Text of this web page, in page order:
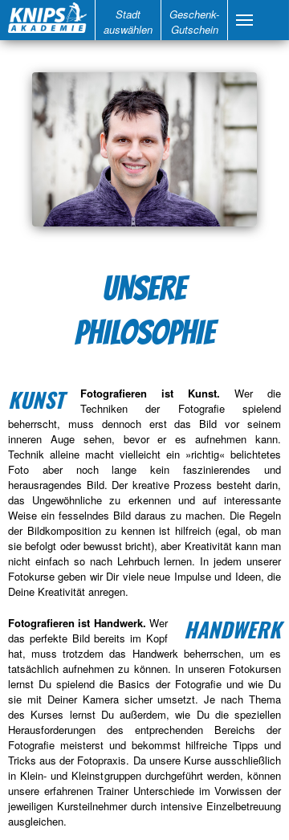
Stadt
auswählen
Geschenk-
Gutschein
UNSERE
PHILOSOPHIE
KUNST Fotografieren ist Kunst. Wer die
Techniken der Fotografie spielend
beherrscht, muss dennoch erst das Bild vor seinem
inneren Auge sehen, bevor er es aufnehmen kann.
Technik alleine macht vielleicht ein »richtig« belichtetes
Foto aber noch lange kein faszinierendes und
herausragendes Bild. Der kreative Prozess besteht darin,
das Ungewöhnliche zu erkennen und auf interessante
Weise ein fesselndes Bild daraus zu machen. Die Regeln
der Bildkomposition zu kennen ist hilfreich (egal, ob man
sie befolgt oder bewusst bricht), aber Kreativität kann man
nicht einfach so nach Lehrbuch lernen. In jedem unserer
Fotokurse geben wir Dir viele neue Impulse und Ideen, die
Deine Kreativität anregen.
HANDWERK
Fotografieren ist Handwerk. Wer
das perfekte Bild bereits im Kopf
hat, muss trotzdem das Handwerk beherrschen, um es
tatsächlich aufnehmen zu können. In unseren Fotokursen
lernst Du spielend die Basics der Fotografie und wie Du
sie mit Deiner Kamera sicher umsetzt. Je nach Thema
des Kurses lernst Du außerdem, wie Du die speziellen
Herausforderungen des entprechenden Bereichs der
Fotografie meisterst und bekommst hilfreiche Tipps und
Tricks aus der Fotopraxis. Da unsere Kurse ausschließlich
in Klein- und Kleinstgruppen durchgeführt werden, können
unsere erfahrenen Trainer Unterschiede im Vorwissen der
jeweiligen Kursteilnehmer durch intensive Einzelbetreuung
ausgleichen.